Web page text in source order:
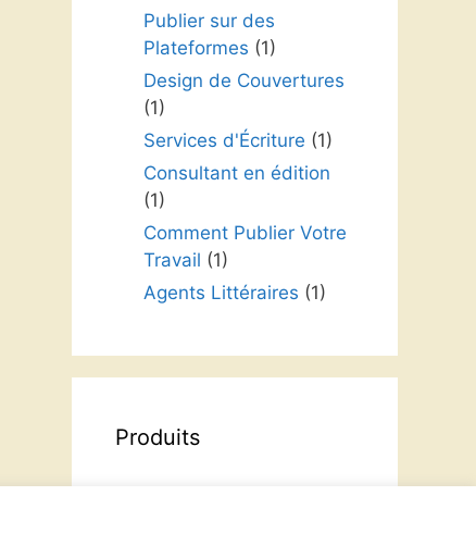
Publier sur des
Plateformes (1)
Design de Couvertures
(1)
Services d'Écriture (1)
Consultant en édition
(1)
Comment Publier Votre
Travail (1)
Agents Littéraires (1)
Produits